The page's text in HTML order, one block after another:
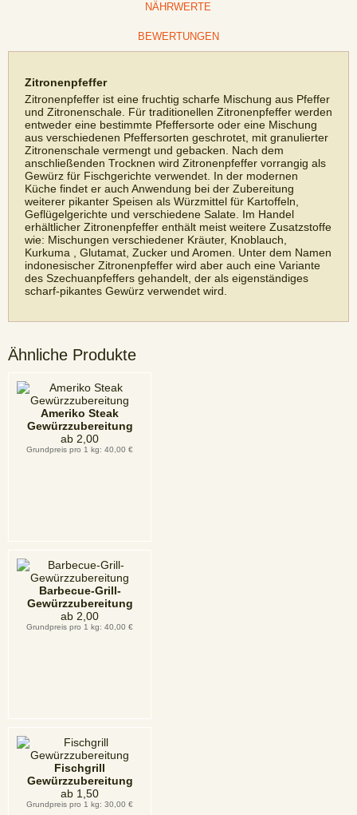
NÄHRWERTE
BEWERTUNGEN
Zitronenpfeffer
Zitronenpfeffer ist eine fruchtig scharfe Mischung aus Pfeffer
und Zitronenschale. Für traditionellen Zitronenpfeffer werden
entweder eine bestimmte Pfeffersorte oder eine Mischung
aus verschiedenen Pfeffersorten geschrotet, mit granulierter
Zitronenschale vermengt und gebacken. Nach dem
anschließenden Trocknen wird Zitronenpfeffer vorrangig als
Gewürz für Fischgerichte verwendet. In der modernen
Küche findet er auch Anwendung bei der Zubereitung
weiterer pikanter Speisen als Würzmittel für Kartoffeln,
Geflügelgerichte und verschiedene Salate. Im Handel
erhältlicher Zitronenpfeffer enthält meist weitere Zusatzstoffe
wie: Mischungen verschiedener Kräuter, Knoblauch,
Kurkuma , Glutamat, Zucker und Aromen. Unter dem Namen
indonesischer Zitronenpfeffer wird aber auch eine Variante
des Szechuanpfeffers gehandelt, der als eigenständiges
scharf-pikantes Gewürz verwendet wird.
Ähnliche Produkte
Ameriko Steak
Gewürzzubereitung
ab 2,00
Grundpreis pro 1 kg: 40,00 €
Barbecue-Grill-
Gewürzzubereitung
ab 2,00
Grundpreis pro 1 kg: 40,00 €
Fischgrill
Gewürzzubereitung
ab 1,50
Grundpreis pro 1 kg: 30,00 €